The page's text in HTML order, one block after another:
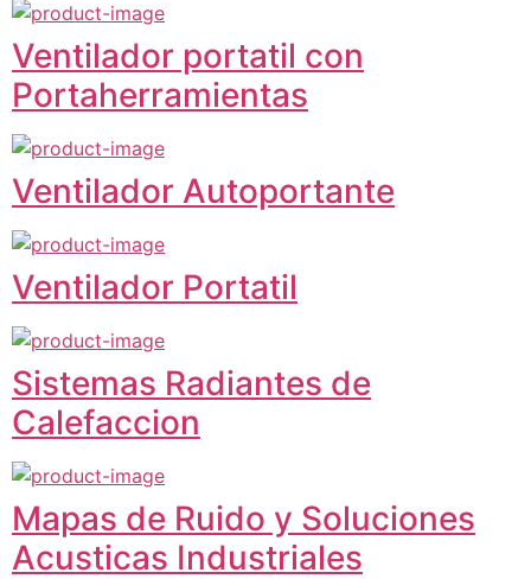
Ventilador portatil con
Portaherramientas
Ventilador Autoportante
Ventilador Portatil
Sistemas Radiantes de
Calefaccion
Mapas de Ruido y Soluciones
Acusticas Industriales